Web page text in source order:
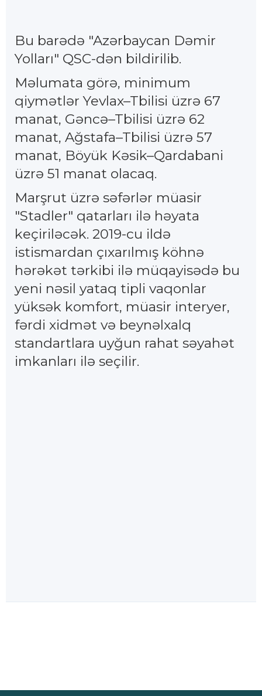
Bu barədə "Azərbaycan Dəmir
Yolları" QSC-dən bildirilib.
Məlumata görə, minimum
qiymətlər Yevlax–Tbilisi üzrə 67
manat, Gəncə–Tbilisi üzrə 62
manat, Ağstafa–Tbilisi üzrə 57
manat, ⁠Böyük Kəsik–Qardabani
üzrə 51 manat olacaq.
Marşrut üzrə səfərlər müasir
"Stadler" qatarları ilə həyata
keçiriləcək. 2019-cu ildə
istismardan çıxarılmış köhnə
hərəkət tərkibi ilə müqayisədə bu
yeni nəsil yataq tipli vaqonlar
yüksək komfort, müasir interyer,
fərdi xidmət və beynəlxalq
standartlara uyğun rahat səyahət
imkanları ilə seçilir.